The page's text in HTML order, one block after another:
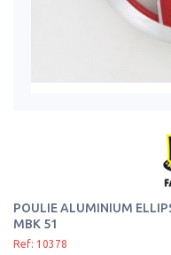
POULIE ALUMINIUM
MBK 51
Ref: 10378